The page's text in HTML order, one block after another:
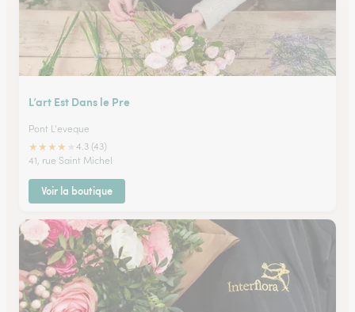
L’art Est Dans le Pre
Pont L'eveque
★★★★
4.3 (43)
41, rue Saint Michel
Voir la boutique